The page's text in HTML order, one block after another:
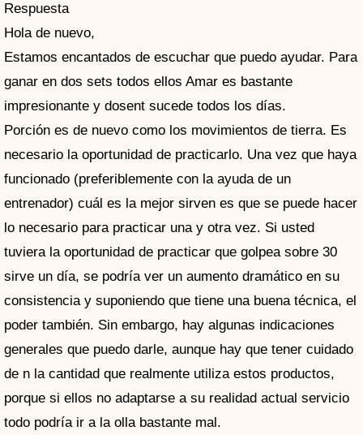
Respuesta
Hola de nuevo,
Estamos encantados de escuchar que puedo ayudar. Para
ganar en dos sets todos ellos Amar es bastante
impresionante y dosent sucede todos los días.
Porción es de nuevo como los movimientos de tierra. Es
necesario la oportunidad de practicarlo. Una vez que haya
funcionado (preferiblemente con la ayuda de un
entrenador) cuál es la mejor sirven es que se puede hacer
lo necesario para practicar una y otra vez. Si usted
tuviera la oportunidad de practicar que golpea sobre 30
sirve un día, se podría ver un aumento dramático en su
consistencia y suponiendo que tiene una buena técnica, el
poder también. Sin embargo, hay algunas indicaciones
generales que puedo darle, aunque hay que tener cuidado
de n la cantidad que realmente utiliza estos productos,
porque si ellos no adaptarse a su realidad actual servicio
todo podría ir a la olla bastante mal.